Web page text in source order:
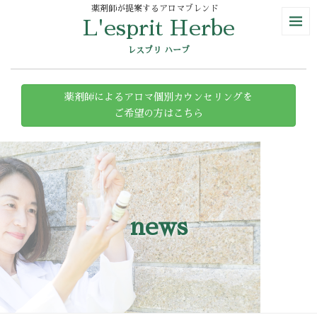
薬剤師が提案するアロマブレンド
L'esprit Herbe
レスプリ ハーブ
薬剤師によるアロマ個別カウンセリングを
ご希望の方はこちら
news